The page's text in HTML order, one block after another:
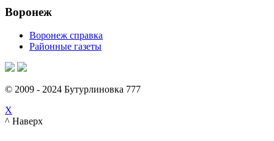
Воронеж
Воронеж справка
Районные газеты
© 2009 - 2024 Бутурлиновка 777
X
^ Наверх